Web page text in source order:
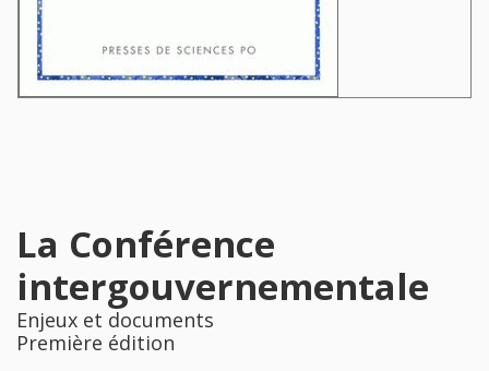
La Conférence
intergouvernementale
Enjeux et documents
Première édition